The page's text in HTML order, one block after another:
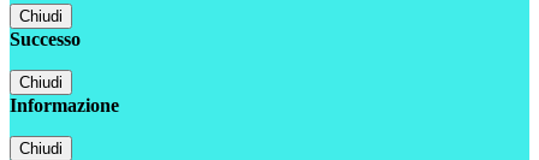
Chiudi
Successo
Chiudi
Informazione
Chiudi